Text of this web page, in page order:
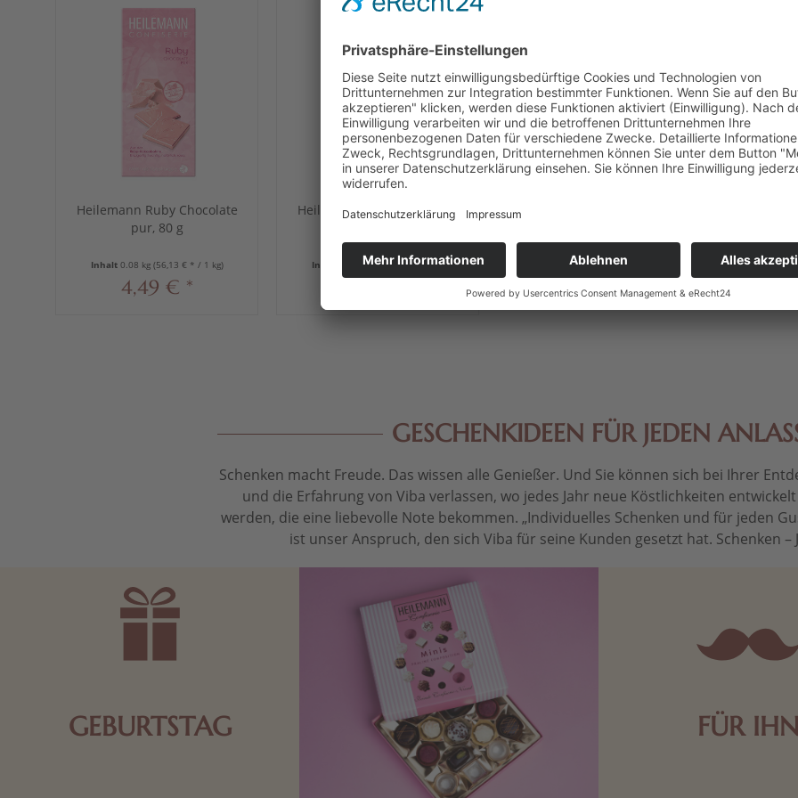
Heilemann Ruby Chocolate
pur, 80 g
Inhalt 0.08 kg (56,13 € * / 1 kg)
4,49 € *
Heilemann Ruby Chocolate
Inhalt 0.96 kg(60,39 € * / 1 kg)
GESCHENKIDEEN FÜR JEDEN
Schenken macht Freude. Das wissen alle Genießer. Und Sie können sich bei Ihrer
und die Erfahrung von Viba verlassen, wo jedes Jahr neue Köstlichkeiten
werden, die eine liebevolle Note bekommen. „Individuelles Schenken und für jeden
ist unser Anspruch, den sich Viba für seine Kunden gesetzt hat. Schenken –
GEBURTSTAG FÜR IHN